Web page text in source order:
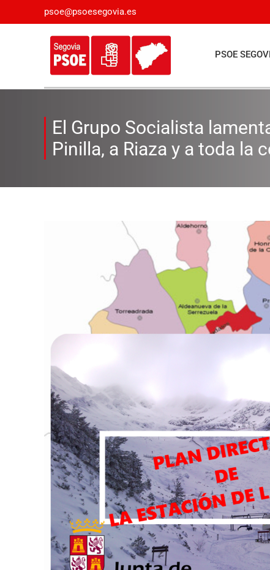
psoe@psoesegovia.es
PSOE
El Grupo Socialista
Pinilla, a Riaza y a toda la